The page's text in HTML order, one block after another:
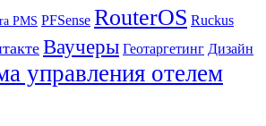
PMS PFSense RouterOS Ruckus
Ваучеры Геотаргетинг Дизайн
управления отелем